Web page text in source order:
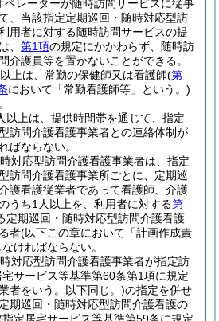
ペレーターが随時訪問サービスに従事
、当該指定定期巡回・随時対応型訪
用者に対する随時訪問サービスの提
、 第1項の規定にかかわらず、随時訪
介護員等を置かないことができる。
上は、常勤の保健師又は看護師(第
において「常勤看護師等」という。)
以上は、提供時間帯を通じて、指定
訪問介護看護事業者との連絡体制が
ばならない。
対応型訪問介護看護事業者は、指定
訪問介護看護事業所ごとに、定期巡
護看護従業者であって看護師、介護
うち1人以上を、利用者に対する第
定期巡回・随時対応型訪問介護看護
者(以下この章において「計画作成責
なければならない。
対応型訪問介護看護事業者が指定訪
サービス等基準第60条第1項に規定
者をいう。以下同じ。)の指定を併せ
期巡回・随時対応型訪問介護看護の